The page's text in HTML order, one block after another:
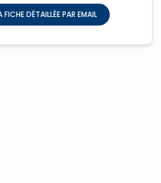
FICHE DÉTAILLÉE PAR EMAIL